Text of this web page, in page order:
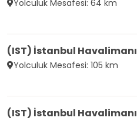
Yolculuk Mesafesi: 64 km
(IST) İstanbul Havalimanı
Yolculuk Mesafesi: 105 km
(IST) İstanbul Havalimanı